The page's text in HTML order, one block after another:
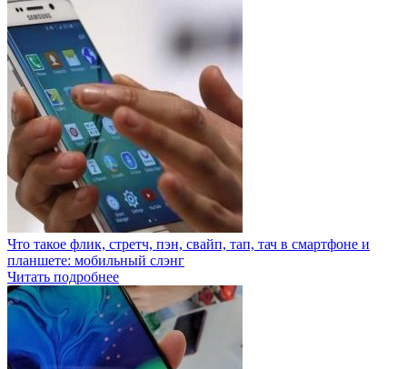
Что такое флик, стретч, пэн, свайп, тап, тач в смартфоне и
планшете: мобильный слэнг
Читать подробнее